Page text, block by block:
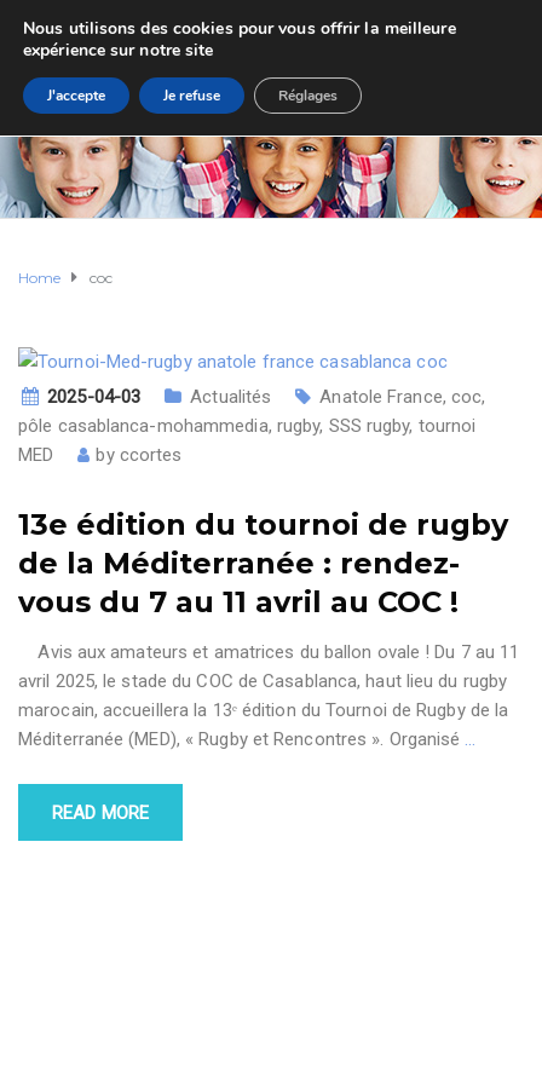
Home coc
2025-04-03 Actualités Anatole France, coc,
pôle casablanca-mohammedia, rugby, SSS rugby, tournoi
MED
by ccortes
13e édition du tournoi de rugby
de la Méditerranée : rendez-
vous du 7 au 11 avril au COC !
Avis aux amateurs et amatrices du ballon ovale ! Du 7 au 11
avril 2025, le stade du COC de Casablanca, haut lieu du rugby
marocain, accueillera la 13ᵉ édition du Tournoi de Rugby de la
Méditerranée (MED), « Rugby et Rencontres ». Organisé …
READ MORE
Nous utilisons des cookies pour vous offrir la meilleure
expérience sur notre site
J'accepte Je refuse Réglages